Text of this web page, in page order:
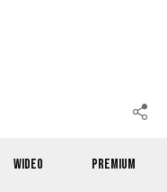
Wideo Premium